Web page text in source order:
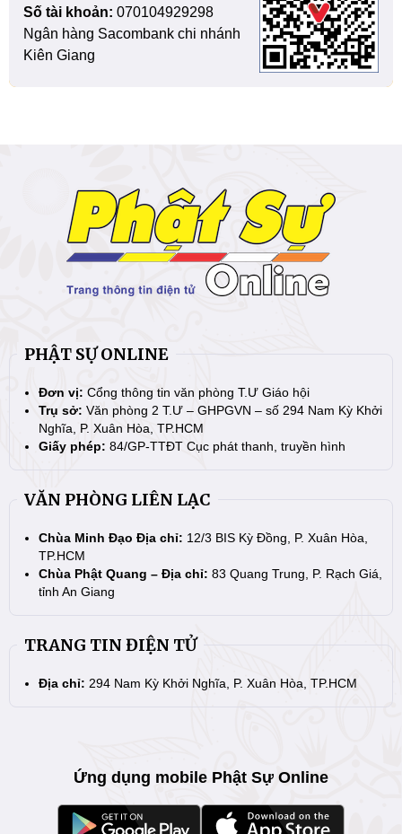
Số tài khoản: 070104929298
Ngân hàng Sacombank chi nhánh
Kiên Giang
PHẬT SỰ ONLINE
Đơn vị: Cổng thông tin văn phòng T.Ư Giáo hội
Trụ sở: Văn phòng 2 T.Ư – GHPGVN – số 294 Nam Kỳ Khởi
Nghĩa, P. Xuân Hòa, TP.HCM
Giấy phép: 84/GP-TTĐT Cục phát thanh, truyền hình
VĂN PHÒNG LIÊN LẠC
Chùa Minh Đạo Địa chỉ: 12/3 BIS Kỳ Đồng, P. Xuân Hòa,
TP.HCM
Chùa Phật Quang – Địa chỉ: 83 Quang Trung, P. Rạch Giá,
tỉnh An Giang
TRANG TIN ĐIỆN TỬ
Địa chỉ: 294 Nam Kỳ Khởi Nghĩa, P. Xuân Hòa, TP.HCM
Ứng dụng mobile Phật Sự Online